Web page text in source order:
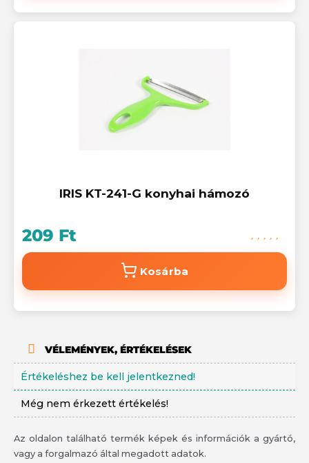
IRIS KT-241-G konyhai hámozó
209 Ft
Kosárba
VÉLEMÉNYEK, ÉRTÉKELÉSEK
Értékeléshez be kell jelentkezned!
Még nem érkezett értékelés!
Az oldalon található termék képek és információk a gyártó,
vagy a forgalmazó által megadott adatok.